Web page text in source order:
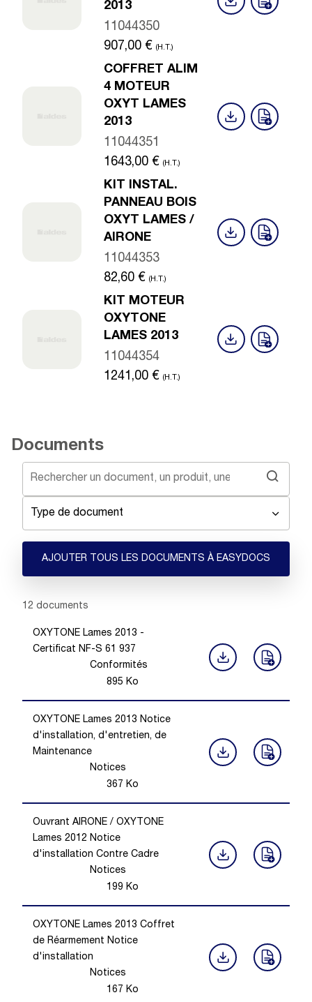
2013
11044350
907,00 € (H.T.)
COFFRET ALIM
4 MOTEUR
OXYT LAMES
2013
11044351
1643,00 € (H.T.)
KIT INSTAL.
PANNEAU BOIS
OXYT LAMES /
AIRONE
11044353
82,60 € (H.T.)
KIT MOTEUR
OXYTONE
LAMES 2013
11044354
1241,00 € (H.T.)
Documents
Type de document
AJOUTER TOUS LES DOCUMENTS À EASYDOCS
Showing 1 -12
12 documents
OXYTONE Lames 2013 -
Certificat NF-S 61 937
Conformités
895 Ko
OXYTONE Lames 2013 Notice
d'installation, d'entretien, de
Maintenance
Notices
367 Ko
Ouvrant AIRONE / OXYTONE
Lames 2012 Notice
d'installation Contre Cadre
Notices
199 Ko
OXYTONE Lames 2013 Coffret
de Réarmement Notice
d'installation
Notices
167 Ko